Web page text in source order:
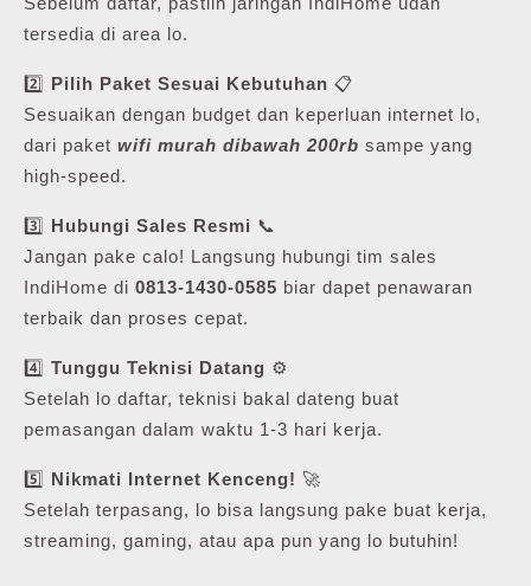
tersedia di area lo.
2️⃣ Pilih Paket Sesuai Kebutuhan 📋
Sesuaikan dengan budget dan keperluan internet lo,
dari paket wifi murah dibawah 200rb sampe yang
high-speed.
3️⃣ Hubungi Sales Resmi 📞
Jangan pake calo! Langsung hubungi tim sales
IndiHome di 0813-1430-0585 biar dapet penawaran
terbaik dan proses cepat.
4️⃣ Tunggu Teknisi Datang ⚙️
Setelah lo daftar, teknisi bakal dateng buat
pemasangan dalam waktu 1-3 hari kerja.
5️⃣ Nikmati Internet Kenceng! 🚀
Setelah terpasang, lo bisa langsung pake buat kerja,
streaming, gaming, atau apa pun yang lo butuhin!